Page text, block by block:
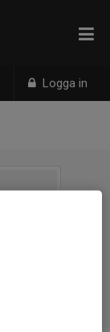
Logga in